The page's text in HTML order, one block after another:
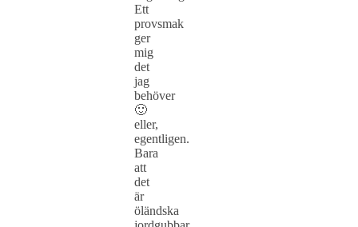
Ett
provsmak
ger
mig
det
jag
behöver
🙂
eller,
egentligen.
Bara
att
det
är
öländska